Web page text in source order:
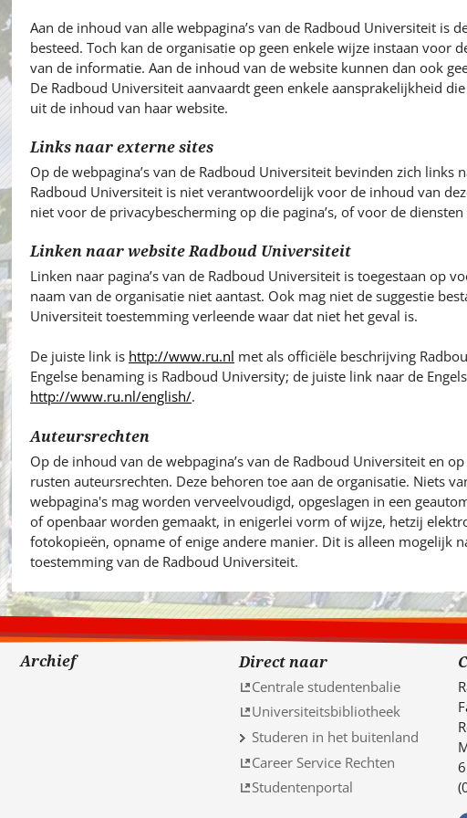
i
t
e
.
Aan de inhoud van alle webpagina’s van de Radboud Universiteit is
besteed. Toch kan de organisatie op geen enkele wijze instaan voor
van de informatie. Aan de inhoud van de website kunnen dan ook
De Radboud Universiteit aanvaardt geen enkele aansprakelijkheid
uit de inhoud van haar website.
Links naar externe sites
Op de webpagina’s van de Radboud Universiteit bevinden zich links
Radboud Universiteit is niet verantwoordelijk voor de inhoud van
niet voor de privacybescherming op die pagina’s, of voor de
Linken naar website Radboud Universiteit
Linken naar pagina’s van de Radboud Universiteit is toegestaan op
naam van de organisatie niet aantast. Ook mag niet de suggestie
Universiteit toestemming verleende waar dat niet het geval is.
De juiste link is http://www.ru.nl met als officiële beschrijving
Engelse benaming is Radboud University; de juiste link naar de
http://www.ru.nl/english/.
Auteursrechten
Op de inhoud van de webpagina’s van de Radboud Universiteit en
rusten auteursrechten. Deze behoren toe aan de organisatie. Niets
webpagina's mag worden verveelvoudigd, opgeslagen in een
of openbaar worden gemaakt, in enigerlei vorm of wijze, hetzij
fotokopieën, opname of enige andere manier. Dit is alleen mogelijk
toestemming van de Radboud Universiteit.
Archief Direct naar
Centrale studentenbalie
Universiteitsbibliotheek
Studeren in het buitenland
Career Service Rechten
Studentenportal